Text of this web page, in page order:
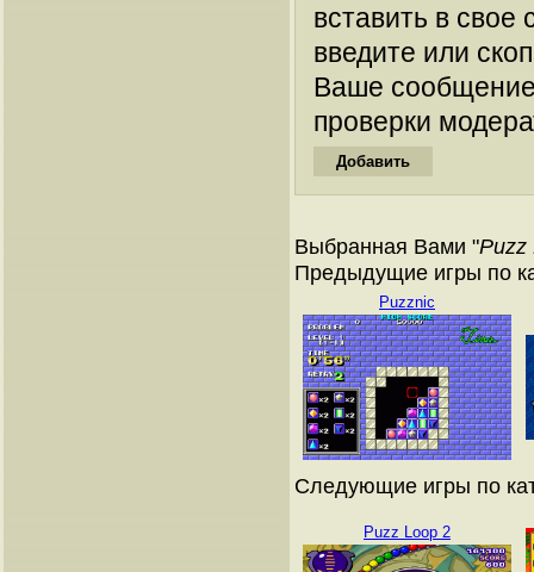
вставить в
введите или
Ваше
проверки
Выбранная Вами "Puzz
Предыдущие игры по
Puzznic
Следующие игры по
Puzz Loop 2